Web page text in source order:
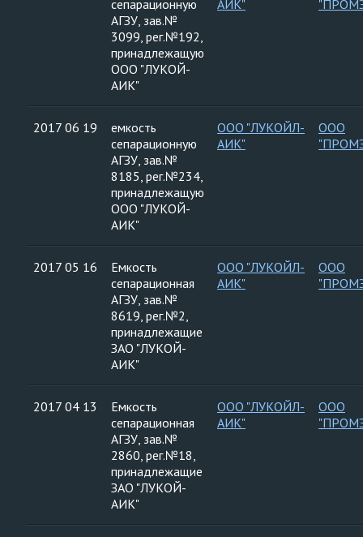
сепарационную
АГЗУ, зав.№
3099, рег.№192,
принадлежащую
ООО "ЛУКОЙ-
АИК"
АИК"
2017 06 19
емкость
сепарационную
АГЗУ, зав.№
8185, рег.№234,
принадлежащую
ООО "ЛУКОЙ-
АИК"
ООО "ЛУКОЙЛ-
АИК"
ООО
2017 05 16
Емкость
сепарационная
АГЗУ, зав.№
8619, рег.№2,
принадлежащие
ЗАО "ЛУКОЙ-
АИК"
ООО "ЛУКОЙЛ-
АИК"
ООО
2017 04 13
Емкость
сепарационная
АГЗУ, зав.№
2860, рег.№18,
принадлежащие
ЗАО "ЛУКОЙ-
АИК"
ООО "ЛУКОЙЛ-
АИК"
ООО